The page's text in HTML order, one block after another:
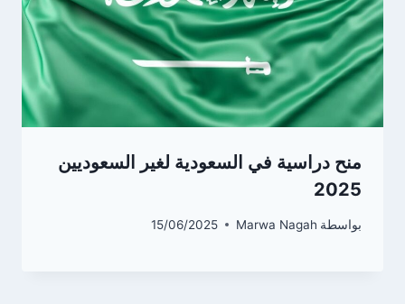
منح دراسية في السعودية لغير السعوديين
2025
بواسطة Marwa Nagah
15/06/2025